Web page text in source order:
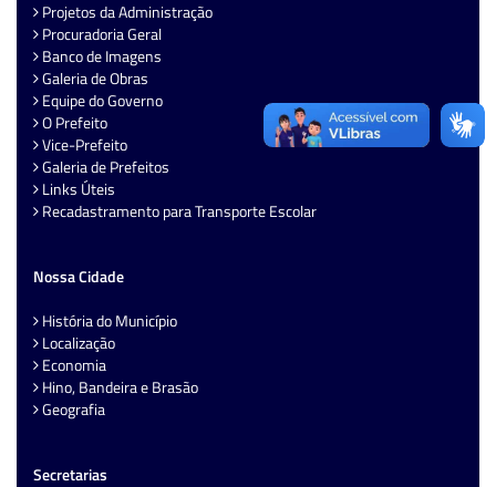
Projetos da Administração
Procuradoria Geral
Banco de Imagens
Galeria de Obras
Equipe do Governo
O Prefeito
Vice-Prefeito
Galeria de Prefeitos
Links Úteis
Recadastramento para Transporte Escolar
Nossa Cidade
História do Município
Localização
Economia
Hino, Bandeira e Brasão
Geografia
Secretarias